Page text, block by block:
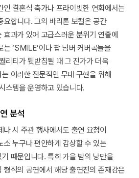
인 결혼식 축가나 프라이빗한 연회에서는
요합니다. 그의 바리톤 보컬은 공간
과가 있어 고급스러운 분위기 연출에
는 ‘SMILE’이나 팝 넘버 커버곡들을
리티가 뒷받침될 때 그 진가가 더욱
이러한 전문적인 무대 구현을 위해
스템을 운영하고 있습니다.
분석
시 주관 행사에서도 출연 요청이
소 누구나 편안하게 감상할 수 있는
때문입니다. 특히 가을 밤의 낭만을
형식의 공연에서 해당 출연진의 존재감은